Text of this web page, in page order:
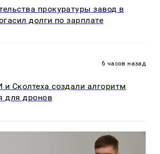
прокуратуры завод в
долги по зарплате
6 часов назад
Сколтеха создали алгоритм
для дронов